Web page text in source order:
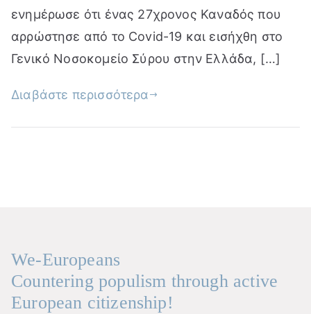
ενημέρωσε ότι ένας 27χρονος Καναδός που
αρρώστησε από το Covid-19 και εισήχθη στο
Γενικό Νοσοκομείο Σύρου στην Ελλάδα, […]
Διαβάστε περισσότερα
We-Europeans
Countering populism through active
European citizenship!